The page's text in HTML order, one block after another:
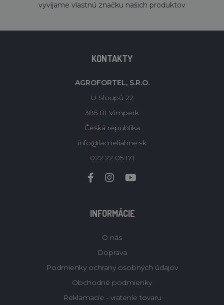
vyvíjame vlastnú značku našich produktov
KONTAKTY
AGROFORTEL, S.R.O.
U Sloupů 22
385 01 Vimperk
Česká republika
info@lacneliahne.sk
022 22 05 171
INFORMÁCIE
O nás
Doprava
Podmienky ochrany osobných údajov
Obchodné podmienky
Reklamacie - vratenie tovaru